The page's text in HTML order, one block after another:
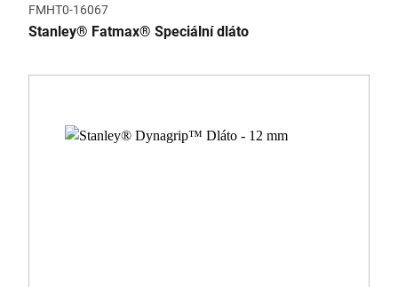
FMHT0-16067
Stanley® Fatmax® Speciální dláto